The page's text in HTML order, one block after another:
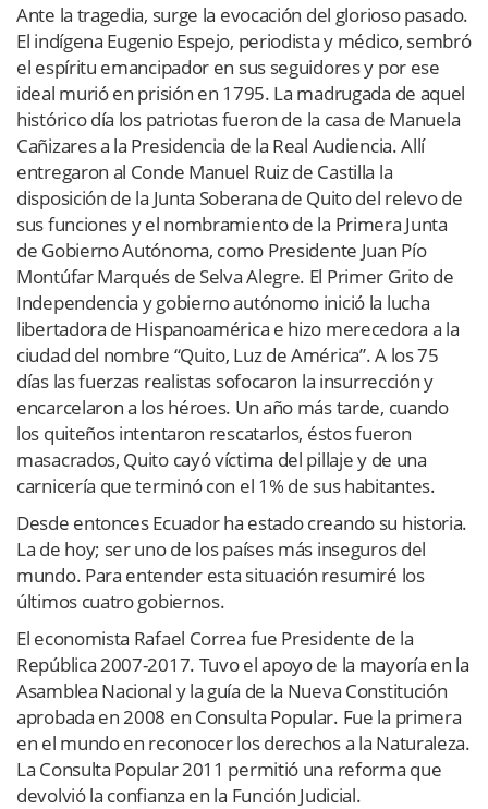
Ante la tragedia, surge la evocación del glorioso pasado.
El indígena Eugenio Espejo, periodista y médico, sembró
el espíritu emancipador en sus seguidores y por ese
ideal murió en prisión en 1795. La madrugada de aquel
histórico día los patriotas fueron de la casa de Manuela
Cañizares a la Presidencia de la Real Audiencia. Allí
entregaron al Conde Manuel Ruiz de Castilla la
disposición de la Junta Soberana de Quito del relevo de
sus funciones y el nombramiento de la Primera Junta
de Gobierno Autónoma, como Presidente Juan Pío
Montúfar Marqués de Selva Alegre. El Primer Grito de
Independencia y gobierno autónomo inició la lucha
libertadora de Hispanoamérica e hizo merecedora a la
ciudad del nombre “Quito, Luz de América”. A los 75
días las fuerzas realistas sofocaron la insurrección y
encarcelaron a los héroes. Un año más tarde, cuando
los quiteños intentaron rescatarlos, éstos fueron
masacrados, Quito cayó víctima del pillaje y de una
carnicería que terminó con el 1% de sus habitantes.
Desde entonces Ecuador ha estado creando su historia.
La de hoy; ser uno de los países más inseguros del
mundo. Para entender esta situación resumiré los
últimos cuatro gobiernos.
El economista Rafael Correa fue Presidente de la
República 2007-2017. Tuvo el apoyo de la mayoría en la
Asamblea Nacional y la guía de la Nueva Constitución
aprobada en 2008 en Consulta Popular. Fue la primera
en el mundo en reconocer los derechos a la Naturaleza.
La Consulta Popular 2011 permitió una reforma que
devolvió la confianza en la Función Judicial.